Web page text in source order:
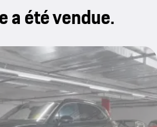
a été vendue.